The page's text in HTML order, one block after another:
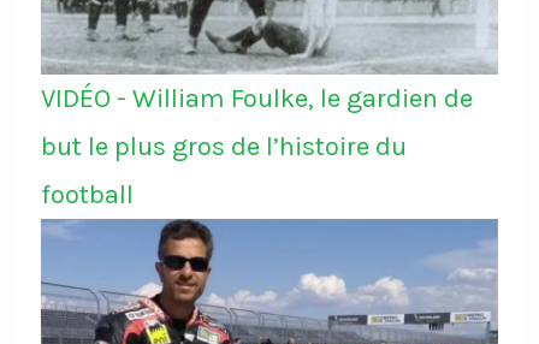
VIDÉO - William Foulke, le gardien de
but le plus gros de l’histoire du
football